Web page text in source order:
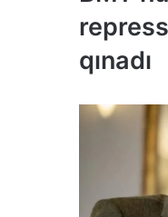
qınadı